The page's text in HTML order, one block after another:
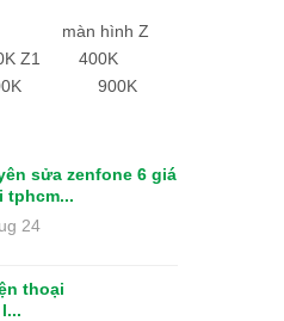
màn hình Z
Z1 400K
900K
sửa zenfone 6 giá
tphcm...
24
thoại